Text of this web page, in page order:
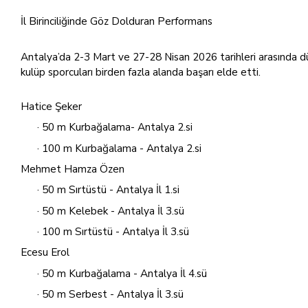
İl Birinciliğinde Göz Dolduran Performans
Antalya’da 2-3 Mart ve 27-28 Nisan 2026 tarihleri arasında
kulüp sporcuları birden fazla alanda başarı elde etti.
Hatice Şeker
· 50 m Kurbağalama- Antalya 2.si
· 100 m Kurbağalama - Antalya 2.si
Mehmet Hamza Özen
· 50 m Sırtüstü - Antalya İl 1.si
· 50 m Kelebek - Antalya İl 3.sü
· 100 m Sırtüstü - Antalya İl 3.sü
Ecesu Erol
· 50 m Kurbağalama - Antalya İl 4.sü
· 50 m Serbest - Antalya İl 3.sü